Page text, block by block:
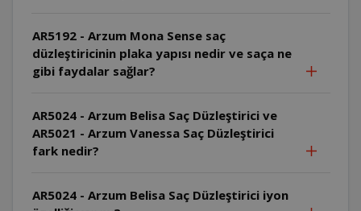
AR5192 - Arzum Mona Sense saç
düzleştiricinin plaka yapısı nedir ve saça ne
gibi faydalar sağlar?
AR5024 - Arzum Belisa Saç Düzleştirici ve
AR5021 - Arzum Vanessa Saç Düzleştirici
fark nedir?
AR5024 - Arzum Belisa Saç Düzleştirici iyon